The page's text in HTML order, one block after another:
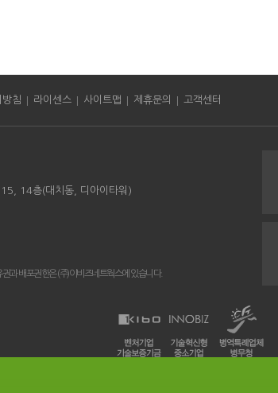
침 | 라이센스 | 사이트맵 | 제휴문의 | 고객센터
14층(대치동, 디아이타워)
과 배포권한은 (주)이비즈네트웍스에 있습니다.